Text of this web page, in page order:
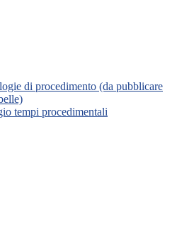
di procedimento (da pubblicare
tempi procedimentali